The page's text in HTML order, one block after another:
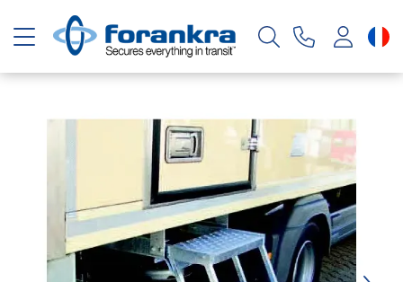
Basculer la navigation